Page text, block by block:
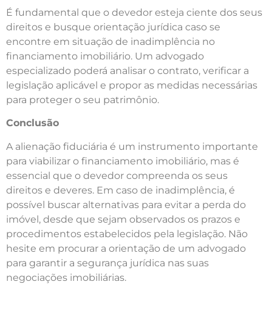
É fundamental que o devedor esteja ciente dos seus
direitos e busque orientação jurídica caso se
encontre em situação de inadimplência no
financiamento imobiliário. Um advogado
especializado poderá analisar o contrato, verificar a
legislação aplicável e propor as medidas necessárias
para proteger o seu patrimônio.
Conclusão
A alienação fiduciária é um instrumento importante
para viabilizar o financiamento imobiliário, mas é
essencial que o devedor compreenda os seus
direitos e deveres. Em caso de inadimplência, é
possível buscar alternativas para evitar a perda do
imóvel, desde que sejam observados os prazos e
procedimentos estabelecidos pela legislação. Não
hesite em procurar a orientação de um advogado
para garantir a segurança jurídica nas suas
negociações imobiliárias.